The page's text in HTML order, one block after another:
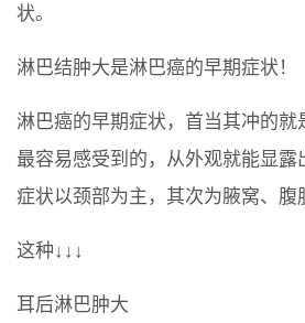
状。
淋巴结肿大是淋巴癌的早期症状！
淋巴癌的早期症状，首当其冲的就
最容易感受到的，从外观就能显露
症状以颈部为主，其次为腋窝、腹
这种↓↓↓
耳后淋巴肿大